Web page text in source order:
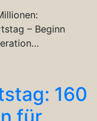
– Beginn
160
für